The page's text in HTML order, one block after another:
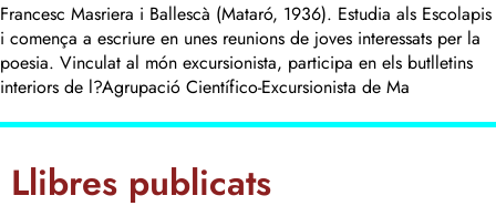
TÍTOLS
AUTORS
ENSENYAMENT CATALÀ
Francesc Masriera i Ballescà (Mataró, 1936). Estudia als Escolapis
i comença a escriure en unes reunions de joves interessats per la
poesia. Vinculat al món excursionista, participa en els butlletins
interiors de l?Agrupació Científico-Excursionista de Ma
Llibres publicats